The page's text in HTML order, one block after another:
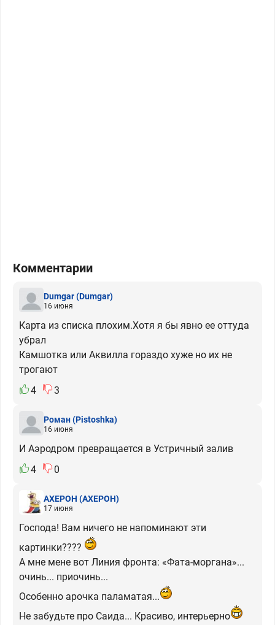
Комментарии
Dumgar(Dumgar)
16 июня
Карта из списка плохим.Хотя я бы явно ее оттуда
убрал
Камшотка или Аквилла гораздо хуже но их не
трогают
4
3
Роман(Pistoshka)
16 июня
И Аэродром превращается в Устричный залив
4
0
АХЕРОН (АХЕРОН)
17 июня
Господа! Вам ничего не напоминают эти
картинки????
А мне мене вот Линия фронта: «Фата-моргана»...
очинь... приочинь...
Особенно арочка паламатая...
Не забудьте про Саида... Красиво, интерьерно